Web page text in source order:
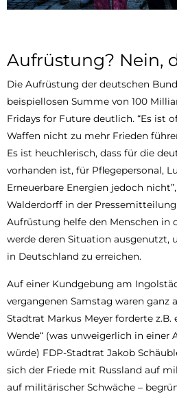
Aufrüstung? Nein,
Die Aufrüstung der deutschen
beispiellosen Summe von 100
Fridays for Future deutlich. “Es ist
Waffen nicht zu mehr Frieden
Es ist heuchlerisch, dass für die
vorhanden ist, für Pflegepersonal,
Erneuerbare Energien jedoch
Walderdorff in der
Aufrüstung helfe den Menschen in
werde deren Situation
in Deutschland zu erreichen.
Auf einer Kundgebung am
vergangenen Samstag waren ganz
Stadtrat Markus Meyer forderte
Wende“ (was unweigerlich in einer
würde) FDP-Stadtrat Jakob
sich der Friede mit Russland auf
auf militärischer Schwäche –